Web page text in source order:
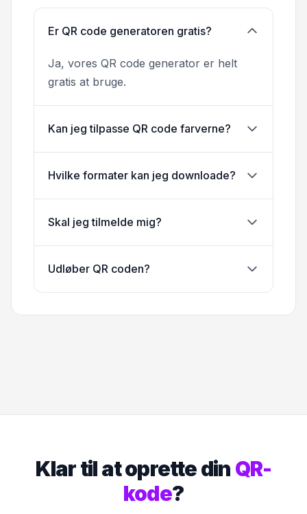
Er QR code generatoren gratis?
Ja, vores QR code generator er helt
gratis at bruge.
Kan jeg tilpasse QR code farverne?
Hvilke formater kan jeg downloade?
Skal jeg tilmelde mig?
Udløber QR coden?
Klar til at oprette din QR-
kode?